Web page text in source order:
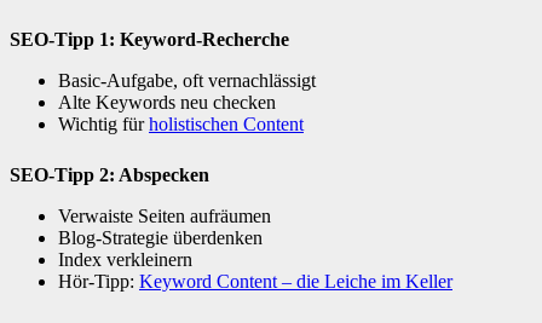
SEO-Tipp 1: Keyword-Recherche
Basic-Aufgabe, oft vernachlässigt
Alte Keywords neu checken
Wichtig fürholistischen Content
SEO-Tipp 2: Abspecken
Verwaiste Seiten aufräumen
Blog-Strategie überdenken
Index verkleinern
Hör-Tipp: Keyword Content – die Leiche im Keller